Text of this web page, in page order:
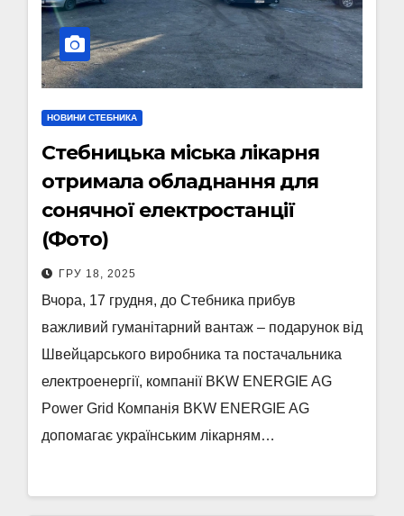
НОВИНИ СТЕБНИКА
Стебницька міська лікарня
отримала обладнання для
сонячної електростанції
(Фото)
ГРУ 18, 2025
Вчора, 17 грудня, до Стебника прибув
важливий гуманітарний вантаж – подарунок від
Швейцарського виробника та постачальника
електроенергії, компанії BKW ENERGIE AG
Power Grid Компанія BKW ENERGIE AG
допомагає українським лікарням…